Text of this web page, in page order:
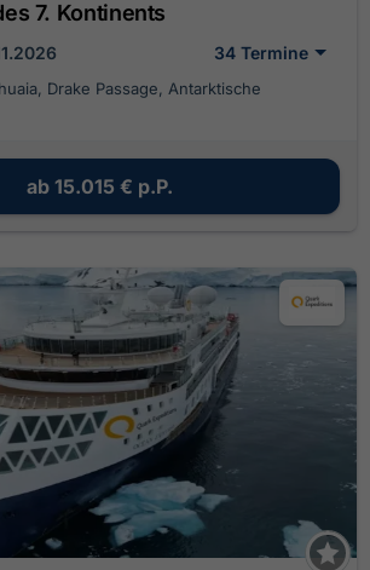
7. Kontinents
34 Termine
Drake Passage, Antarktische
ab 15.015 € p.P.